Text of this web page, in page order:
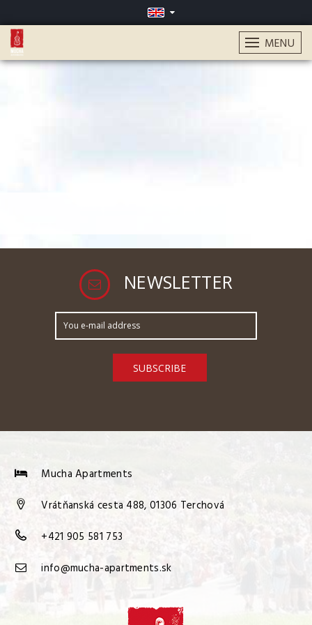
MENU
NEWSLETTER
Mucha Apartments
Vrátňanská cesta 488, 01306 Terchová
+421 905 581 753
info@mucha-apartments.sk